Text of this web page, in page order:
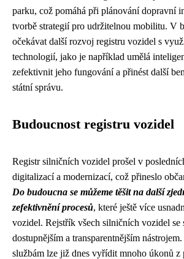
parku, což pomáhá při plánování dopravní
tvorbě strategií pro udržitelnou mobilitu. V
očekávat další rozvoj registru vozidel s
technologií, jako je například umělá
zefektivnit jeho fungování a přinést další
státní správu.
Budoucnost registru vozidel
Registr silničních vozidel prošel v
digitalizací a modernizací, což přineslo
Do budoucna se můžeme těšit na další
zefektivnění procesů, které ještě více
vozidel. Rejstřík všech silničních vozidel se
dostupnějším a transparentnějším
službám lze již dnes vyřídit mnoho úkonů z